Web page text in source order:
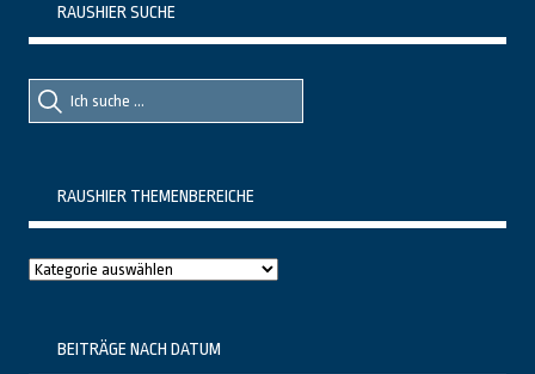
RAUSHIER SUCHE
Suche
nach::
Suche
nach:
RAUSHIER THEMENBEREICHE
Raushier
BEITRÄGE NACH DATUM